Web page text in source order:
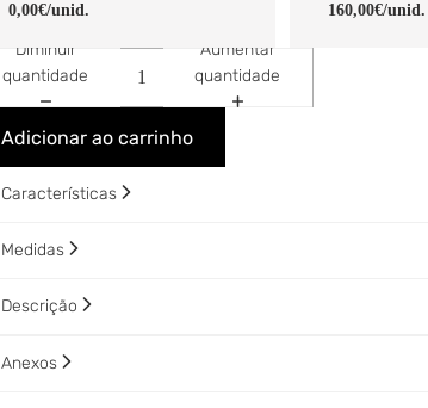
0,00€/unid.
160,00€/unid.
Diminuir
quantidade
Aumentar
quantidade
Adicionar ao carrinho
Características
Medidas
Descrição
Anexos